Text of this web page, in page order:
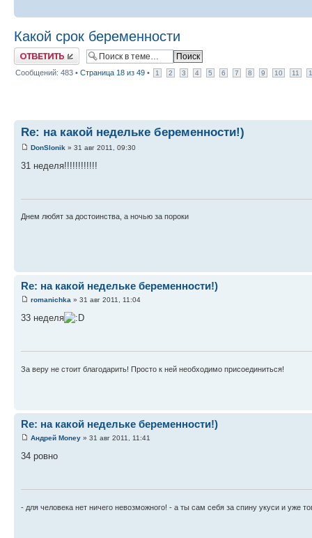
Какой срок беременности
Ответить
Сообщений: 483 • Страница 18 из 49 • 1 2 3 4 5 6 7 8 9 10 11
Re: на какой недельке беременности!)
DonSlonik » 31 авг 2011, 09:30
31 неделя!!!!!!!!!!!!
Днем любят за достоинства, а ночью за пороки
Re: на какой недельке беременности!)
romanichka » 31 авг 2011, 11:04
33 неделя
За веру не стоит благодарить! Просто к ней необходимо присоединиться!
Re: на какой недельке беременности!)
Андрей Money » 31 авг 2011, 11:41
34 ровно
- для человека нет ничего невозможного! - а ты сам себя за спину укуси и уже